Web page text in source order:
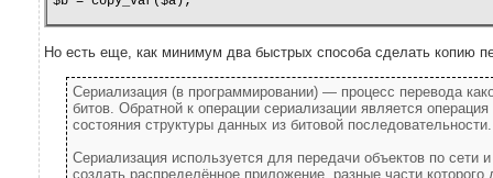
Но есть еще, как минимум два быстрых способа сделать копию
Сериализация (в программировании) — процесс перевода
битов. Обратной к операции сериализации является
состояния структуры данных из битовой последовательности.
Сериализация используется для передачи объектов по
создать распределённое приложение, разные части